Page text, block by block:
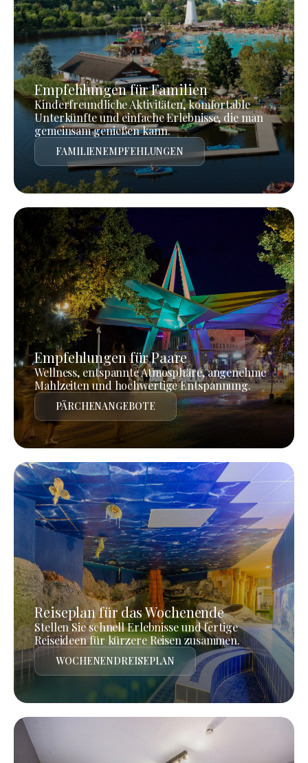
Empfehlungen für Familien
Kinderfreundliche Aktivitäten, komfortable
Unterkünfte und einfache Erlebnisse, die man
gemeinsam genießen kann.
FAMILIENEMPFEHLUNGEN
Empfehlungen für Paare
Wellness, entspannte Atmosphäre, angenehme
Mahlzeiten und hochwertige Entspannung.
PÄRCHENANGEBOTE
Reiseplan für das Wochenende
Stellen Sie schnell Erlebnisse und fertige
Reiseideen für kürzere Reisen zusammen.
WOCHENENDREISEPLAN